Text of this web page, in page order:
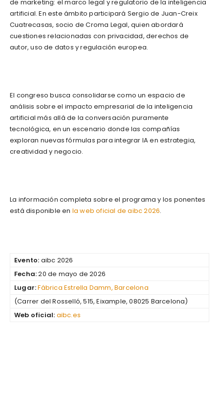
de marketing: el marco legal y regulatorio de la inteligencia
artificial. En este ámbito participará Sergio de Juan-Creix
Cuatrecasas, socio de Croma Legal, quien abordará
cuestiones relacionadas con privacidad, derechos de
autor, uso de datos y regulación europea.
El congreso busca consolidarse como un espacio de
análisis sobre el impacto empresarial de la inteligencia
artificial más allá de la conversación puramente
tecnológica, en un escenario donde las compañías
exploran nuevas fórmulas para integrar IA en estrategia,
creatividad y negocio.
La información completa sobre el programa y los ponentes
está disponible en la web oficial de aibc 2026.
Evento: aibc 2026
Fecha:20 de mayo de 2026
Lugar:Fábrica Estrella Damm, Barcelona
(Carrer del Rosselló, 515, Eixample, 08025 Barcelona)
Web oficial: aibc.es